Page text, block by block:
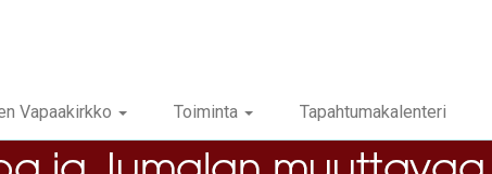
Vapaakirkko Toiminta Tapahtumakalenteri